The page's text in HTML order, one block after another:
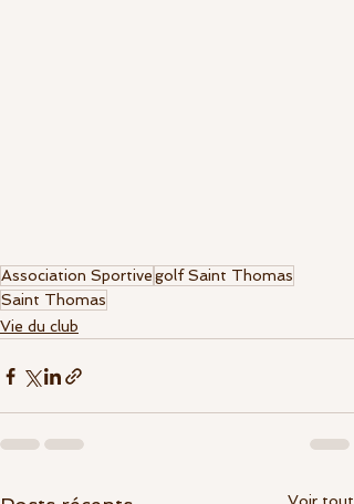
Association Sportivegolf Saint Thomas
Saint Thomas
Vie du club